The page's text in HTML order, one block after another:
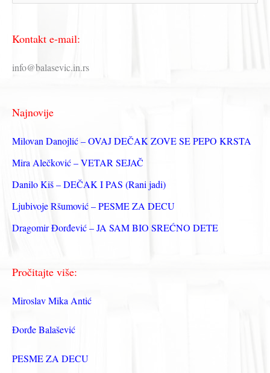
р
т
а
з
а
Kontakt e-mail:
info@balasevic.in.rs
Najnovije
Milovan Danojlić – OVAJ DEČAK ZOVE SE PEPO KRSTA
Mira Alečković – VETAR SEJAČ
Danilo Kiš – DEČAK I PAS (Rani jadi)
Ljubivoje Ršumović – PESME ZA DECU
Dragomir Đorđević – JA SAM BIO SREĆNO DETE
Pročitajte više:
Miroslav Mika Antić
Đorđe Balašević
PESME ZA DECU